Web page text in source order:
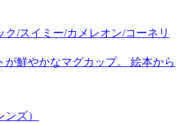
/スイミー/カメレオン/コーネリ
が鮮やかなマグカップ。 絵本から
ズ）